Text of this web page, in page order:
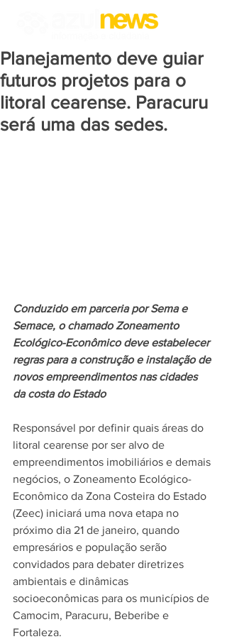
Planejamento deve guiar
futuros projetos para o
litoral cearense. Paracuru
será uma das sedes.
Conduzido em parceria por Sema e
Semace, o chamado Zoneamento
Ecológico-Econômico deve estabelecer
regras para a construção e instalação de
novos empreendimentos nas cidades
da costa do Estado
Responsável por definir quais áreas do
litoral cearense por ser alvo de
empreendimentos imobiliários e demais
negócios, o Zoneamento Ecológico-
Econômico da Zona Costeira do Estado
(Zeec) iniciará uma nova etapa no
próximo dia 21 de janeiro, quando
empresários e população serão
convidados para debater diretrizes
ambientais e dinâmicas
socioeconômicas para os municípios de
Camocim, Paracuru, Beberibe e
Fortaleza.